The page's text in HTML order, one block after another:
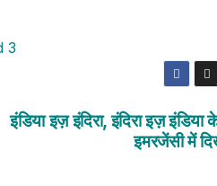
इंडिया इज़ इंदिरा, इंदिरा इज़ इंडिया
इमरजेंसी में